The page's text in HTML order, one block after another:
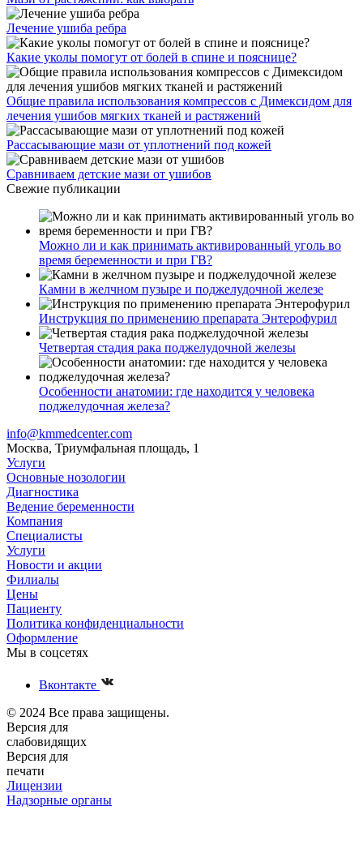
Лечение ушиба ребра
Какие уколы помогут от болей в спине и пояснице?
Общие правила использования компрессов с Димексидом для
лечения ушибов мягких тканей и растяжений
Рассасывающие мази от уплотнений под кожей
Сравниваем детские мази от ушибов
Свежие публикации
Можно ли и как принимать активированный уголь во
время беременности и при ГВ?
Камни в желчном пузыре и поджелудочной железе
Инструкция по применению препарата Энтерофурил
Четвертая стадия рака поджелудочной железы
Особенности анатомии: где находится у человека
поджелудочная железа?
info@kmmedcenter.com
Москва, Триумфальная площадь, 1
Услуги
Основные нозологии
Диагностика
Ведение беременности
Компания
Специалисты
Услуги
Новости и акции
Филиалы
Цены
Пациенту
Политика конфиденциальности
Оформление
Мы в соцсетях
Вконтакте
© 2024 Все права защищены.
Версия для
слабовидящих
Версия для
печати
Лицензии
Надзорные органы